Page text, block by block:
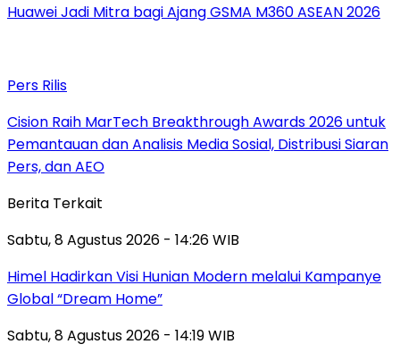
Huawei Jadi Mitra bagi Ajang GSMA M360 ASEAN 2026
Pers Rilis
Cision Raih MarTech Breakthrough Awards 2026 untuk
Pemantauan dan Analisis Media Sosial, Distribusi Siaran
Pers, dan AEO
Berita Terkait
Sabtu, 8 Agustus 2026 - 14:26 WIB
Himel Hadirkan Visi Hunian Modern melalui Kampanye
Global “Dream Home”
Sabtu, 8 Agustus 2026 - 14:19 WIB